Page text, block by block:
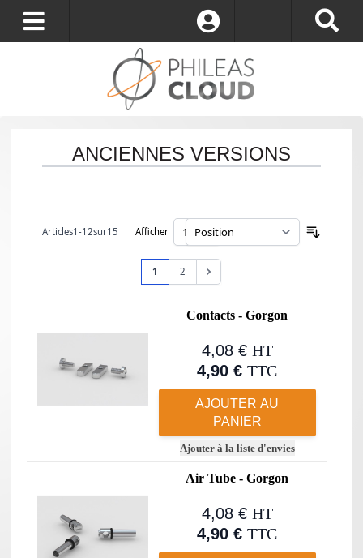
S’identifier
ANCIENNES VERSIONS
Articles1 -12sur15
Page
Vous lisez actuellement la page
1 Page
2 Page
Afficher
par page Trier par
Contacts - Gorgon
4,08 € HT
4,90 € TTC
AJOUTER AU
PANIER
Ajouter à la liste d'envies
Air Tube - Gorgon
4,08 € HT
4,90 € TTC